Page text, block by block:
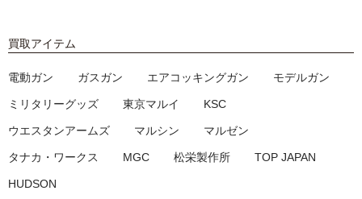
買取アイテム
電動ガン ガスガン エアコッキングガン モデルガン
ミリタリーグッズ 東京マルイ KSC
ウエスタンアームズ マルシン マルゼン
タナカ・ワークス MGC 松栄製作所 TOP JAPAN
HUDSON